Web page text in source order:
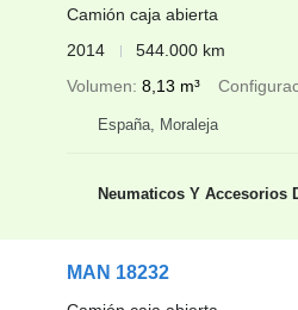
Camión caja abierta
2014
544.000 km
Volumen 8,13 m³
España, Moraleja
Neumaticos Y Accesorios
MAN 18232